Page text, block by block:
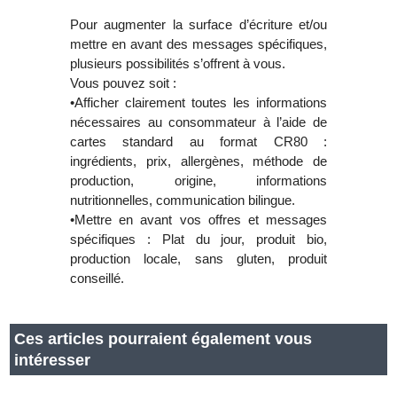
Pour augmenter la surface d’écriture et/ou
mettre en avant des messages spécifiques,
plusieurs possibilités s’offrent à vous.
Vous pouvez soit :
•Afficher clairement toutes les informations
nécessaires au consommateur à l’aide de
cartes standard au format CR80 :
ingrédients, prix, allergènes, méthode de
production, origine, informations
nutritionnelles, communication bilingue.
•Mettre en avant vos offres et messages
spécifiques : Plat du jour, produit bio,
production locale, sans gluten, produit
conseillé.
Ces articles pourraient également vous
intéresser